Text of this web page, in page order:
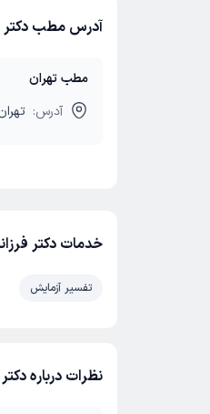
آدرس مطب دکتر
مطب تهران
آدرس:
خدمات دکتر
تفسیر آزمایش
نظرات درباره